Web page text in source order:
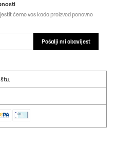
ćemo vas kada proizvod ponovno
Pošalji mi obavijest